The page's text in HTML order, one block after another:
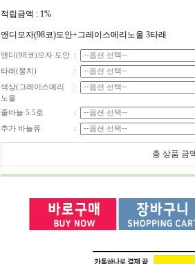
적립금액 : 1%
앤디모자(98코)도안+그레이스메리노울 3타래
앤디(98코)모자 도안 :
타래(뭉치)
:
색상(그레이스메리
노울
:
줄바늘 5.5호
:
추가 바늘류
:
총 상품 금